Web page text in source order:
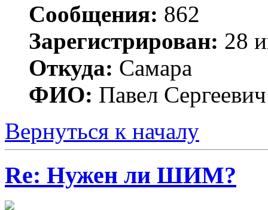
Сообщения: 862
Зарегистрирован: 28
Откуда: Самара
ФИО: Павел Сергеевич
Вернуться к началу
Re: Нужен ли ШИМ?